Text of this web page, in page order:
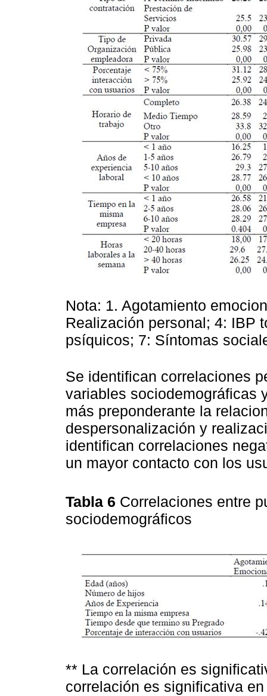
Nota: 1. Agotamiento
Realización personal; 4: IBP
psíquicos; 7: Síntomas
Se identifican correlaciones
variables sociodemográficas
más preponderante la
despersonalización y
identifican correlaciones
un mayor contacto con los
Tabla 6 Correlaciones entre
sociodemográficos
** La correlación es
correlación es significativa